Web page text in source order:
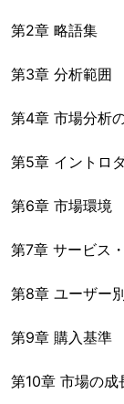
第2章 略語集
第3章 分析範囲
第4章 市場分析
第5章 イントロ
第6章 市場環境
第7章 サービス
第8章 ユーザー
第9章 購入基準
第10章 市場の成